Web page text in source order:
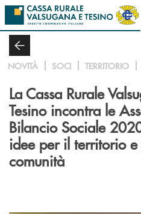
Salta al contenuto principale
NOVITÀ SOCI TERRITORIO
La Cassa Rurale
Tesino incontra le
Bilancio Sociale
idee per il territorio
comunità